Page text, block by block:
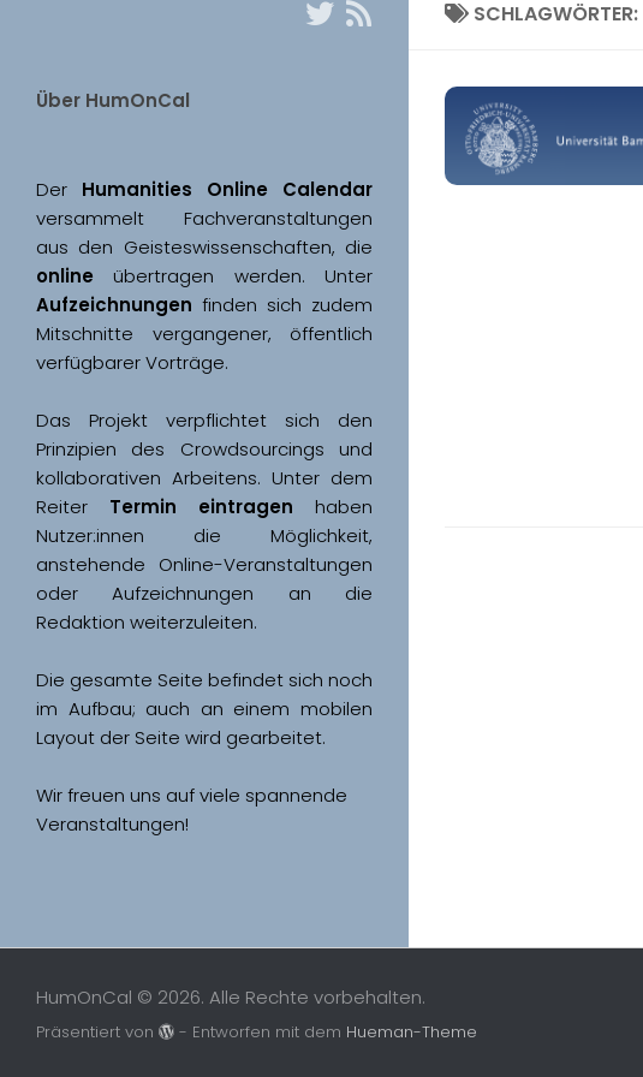
SCHLAGWÖRTER:
Über HumOnCal
Der
versammelt Fachveranstaltungen
online
Aufzeichnungen finden sich zudem
Mitschnitte vergangener, öffentlich
Das Projekt verpflichtet sich den
Prinzipien des Crowdsourcings und
kollaborativen Arbeitens. Unter dem
Reiter Termin eintragen haben
Nutzer:innen die Möglichkeit,
anstehende Online-Veranstaltungen
oder Aufzeichnungen an die
Redaktion weiterzuleiten.
Die gesamte Seite befindet sich noch
im Aufbau; auch an einem mobilen
Wir freuen uns auf viele spannende
Veranstaltungen!
HumOnCal © 2026. Alle Rechte vorbehalten.
Präsentiert von - Entworfen mit dem Hueman-Theme